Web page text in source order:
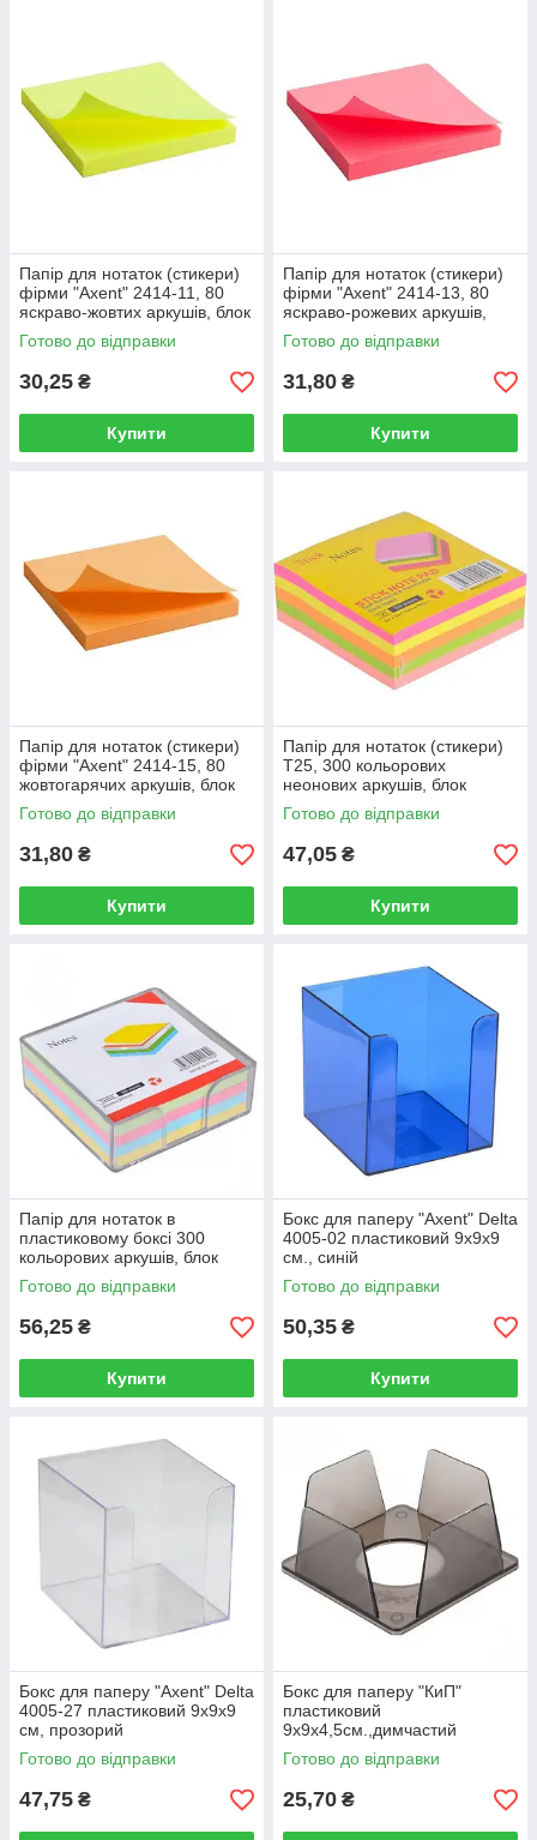
Папір для нотаток (стикери)
фірми "Axent" 2414-11, 80
яскраво-жовтих аркушів, блок
75х75 мм.
Готово до відправки
30,25 ₴
Купити
Папір для нотаток (стикери)
фірми "Axent" 2414-13, 80
яскраво-рожевих аркушів,
блок 75х75 мм.
Готово до відправки
31,80 ₴
Купити
Папір для нотаток (стикери)
фірми "Axent" 2414-15, 80
жовтогарячих аркушів, блок
75х75 мм.
Готово до відправки
31,80 ₴
Купити
Папір для нотаток (стикери)
T25, 300 кольорових
неонових аркушів, блок
76х76мм.
Готово до відправки
47,05 ₴
Купити
Папір для нотаток в
пластиковому боксі 300
кольорових аркушів, блок
85х85мм
Готово до відправки
56,25 ₴
Купити
Бокс для паперу "Axent" Delta
4005-02 пластиковий 9х9х9
см., синій
Готово до відправки
50,35 ₴
Купити
Бокс для паперу "Axent" Delta
4005-27 пластиковий 9х9х9
см, прозорий
Готово до відправки
47,75 ₴
Бокс для паперу "КиП"
пластиковий
9х9х4,5см.,димчастий
Готово до відправки
25,70 ₴